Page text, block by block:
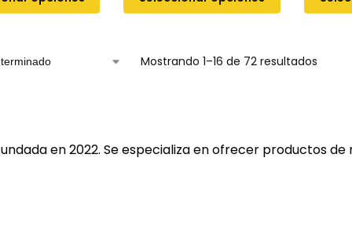
Mostrando 1–16 de 72 resultados
en 2022. Se especializa en ofrecer productos